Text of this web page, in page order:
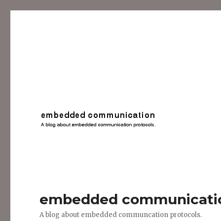
embedded
A blog about embedded communcation protocols.